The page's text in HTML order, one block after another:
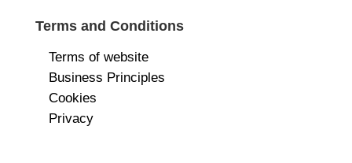
Terms and Conditions
Terms of website
Business Principles
Cookies
Privacy